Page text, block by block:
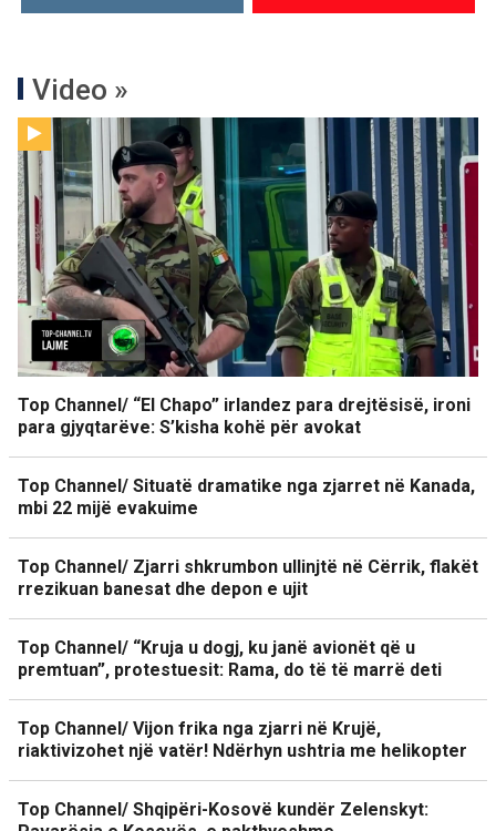
Video »
Top Channel/ “El Chapo” irlandez para drejtësisë, ironi
para gjyqtarëve: S’kisha kohë për avokat
Top Channel/ Situatë dramatike nga zjarret në Kanada,
mbi 22 mijë evakuime
Top Channel/ Zjarri shkrumbon ullinjtë në Cërrik, flakët
rrezikuan banesat dhe depon e ujit
Top Channel/ “Kruja u dogj, ku janë avionët që u
premtuan”, protestuesit: Rama, do të të marrë deti
Top Channel/ Vijon frika nga zjarri në Krujë,
riaktivizohet një vatër! Ndërhyn ushtria me helikopter
Top Channel/ Shqipëri-Kosovë kundër Zelenskyt: